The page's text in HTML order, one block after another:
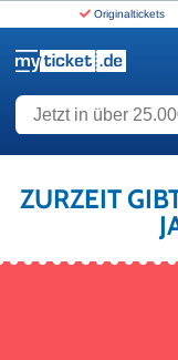
Originaltickets
Jetzt in über 25.000
ZURZEIT